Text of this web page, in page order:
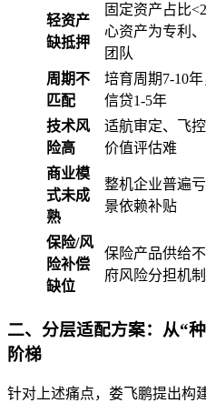
轻资产
缺抵押
固定资产占比
心资产为专利、
团队
周期不
匹配
培育周期7-10
信贷1-5年
技术风
险高
适航审定、飞
价值评估难
商业模
式未成
熟
整机企业普遍
景依赖补贴
保险/风
险补偿
缺位
保险产品供给
府风险分担机
二、分层适配方案：从“
阶梯
针对上述痛点，娄飞鹏提出构